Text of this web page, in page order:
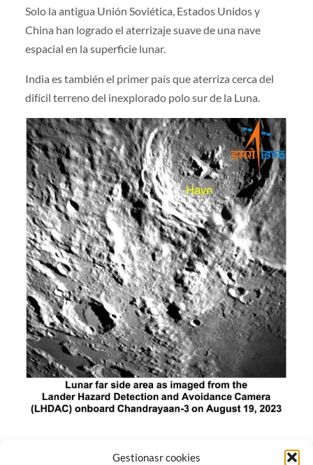
Gestionasr cookies
Solo la antigua Unión Soviética, Estados Unidos y
China han logrado el aterrizaje suave de una nave
espacial en la superficie lunar.
India es también el primer país que aterriza cerca del
difícil terreno del inexplorado polo sur de la Luna.